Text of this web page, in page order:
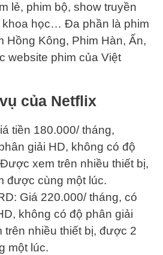
lẻ, phim bộ, show truyền
khoa học… Đa phần là phim
Hồng Kông, Phim Hàn, Ấn,
website phim của Việt
của Netflix
tiền 180.000/ tháng,
giải HD, không có độ
xem trên nhiều thiết bị,
được cùng một lúc.
Giá 220.000/ tháng, có
không có độ phân giải
trên nhiều thiết bị, được 2
một lúc.